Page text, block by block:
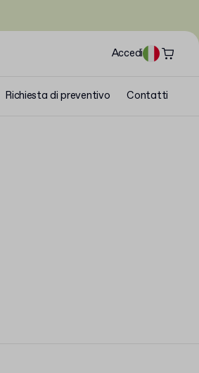
Accedi
Richiesta di preventivo Contatti